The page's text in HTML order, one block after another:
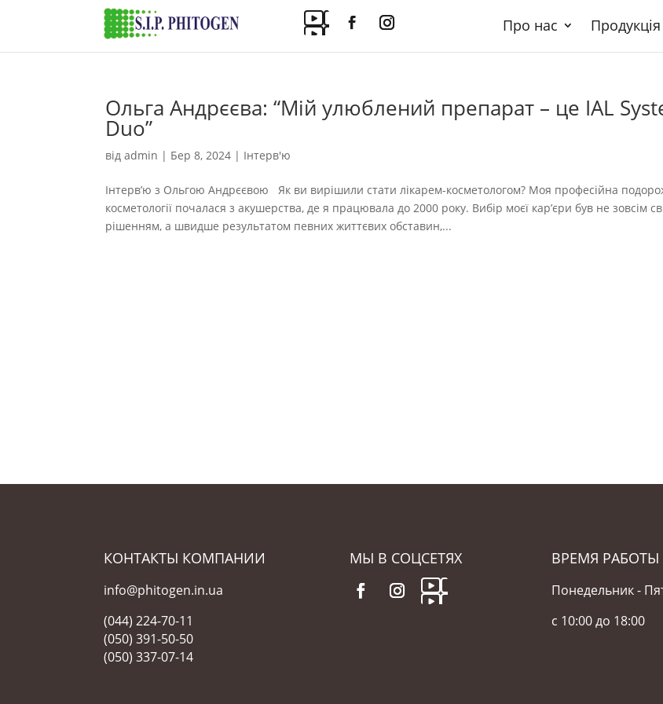
Про нас Продукція
Ольга Андрєєва: “Мій улюблений препарат – це IAL
Duo”
відadmin | Бер 8, 2024 | Інтерв'ю
Інтерв’ю з Ольгою Андрєєвою Як ви вирішили стати лікарем-косметологом? Моя професійна
косметології почалася з акушерства, де я працювала до 2000 року. Вибір моєї кар’єри був не зовсім
рішенням, а швидше результатом певних життєвих обставин,...
КОНТАКТЫ КОМПАНИИ
info@phitogen.in.ua
(044) 224-70-11
(050) 391-50-50
(050) 337-07-14
МЫ В СОЦСЕТЯХ ВРЕМЯ РАБОТЫ
Понедельник -
с 10:00 до 18:00